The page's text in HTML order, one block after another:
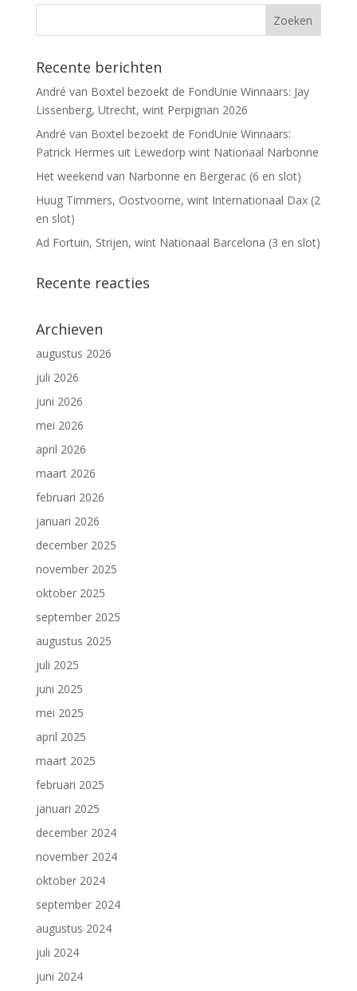
Recente berichten
André van Boxtel bezoekt de FondUnie Winnaars: Jay
Lissenberg, Utrecht, wint Perpignan 2026
André van Boxtel bezoekt de FondUnie Winnaars:
Patrick Hermes uit Lewedorp wint Nationaal Narbonne
Het weekend van Narbonne en Bergerac (6 en slot)
Huug Timmers, Oostvoorne, wint Internationaal Dax (2
en slot)
Ad Fortuin, Strijen, wint Nationaal Barcelona (3 en slot)
Recente reacties
Archieven
augustus 2026
juli 2026
juni 2026
mei 2026
april 2026
maart 2026
februari 2026
januari 2026
december 2025
november 2025
oktober 2025
september 2025
augustus 2025
juli 2025
juni 2025
mei 2025
april 2025
maart 2025
februari 2025
januari 2025
december 2024
november 2024
oktober 2024
september 2024
augustus 2024
juli 2024
juni 2024